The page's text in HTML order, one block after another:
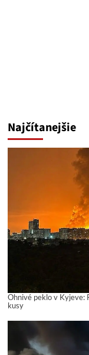
Najčítanejšie
Ohnivé peklo v Kyjeve:
kusy